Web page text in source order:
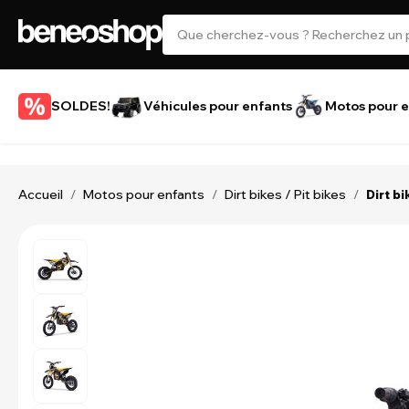
SOLDES! Véhicules pour enfants Motos pour
Accueil / Motos pour enfants / Dirt bikes / Pit bikes / Dirt